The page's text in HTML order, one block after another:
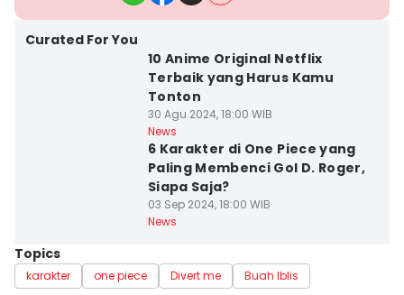
Curated For You
10 Anime Original Netflix
Terbaik yang Harus Kamu
Tonton
30 Agu 2024, 18:00 WIB
News
6 Karakter di One Piece yang
Paling Membenci Gol D. Roger,
Siapa Saja?
03 Sep 2024, 18:00 WIB
News
Topics
karakter one piece Divert me Buah Iblis